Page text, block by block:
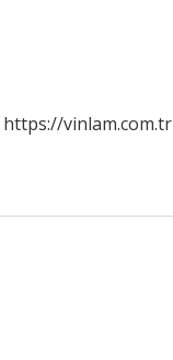
https://vinlam.com.tr